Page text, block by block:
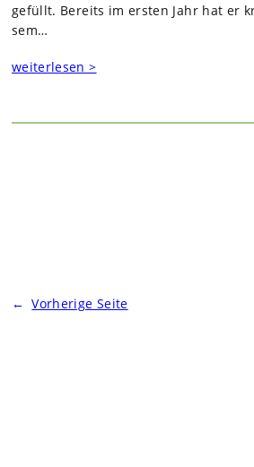
gefüllt. Bereits im ers­ten Jahr hat er
sem…
weiterlesen >
← Vorherige Seite